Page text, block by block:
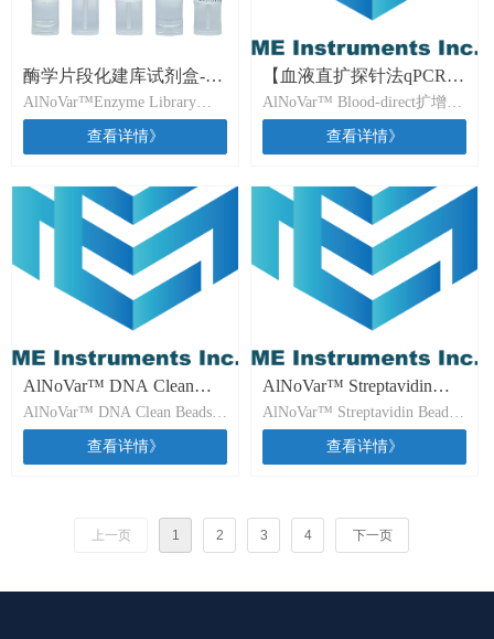
适配多款NGS测序平台使用的
酶学片段化建库试剂盒-
AlNoVar™ Enzyme Library
AlNoVar™Enzyme Library
Prep Kit酶学片段化建库试剂
盒是一款兼容Illumina、MGI
发设计的基于酶切片段化的建
库试剂盒。本试剂盒采用高质
量片段化酶，摆脱了繁琐的超
声过程，将DNA片段化、末端
修复与加A合并为一步，大幅
简化实验流程，减少建库时
查看详情》
【血液直扩探针法qPCR】
AlNoVar™ Blood-direct
Master Mix（2X）
AlNoVar™ Blood-direct扩增反
应预混液(2×)专为以DNA为模
板的荧光定量qPCR检测而设
高的qPCR检测解决方案。对
血液样本（如干血片、冷冻血
液等）进行简单预处理后，可
以直接使用本试剂盒进行
qPCR扩增反应，无需对样本
进行DNA提取或纯化处理。
AlNoVar™ Blood-direct扩增反
式提供，其中包含了Taq DNA
聚合酶、dNTP和ROX染料等
组分。
查看详情》
AlNoVar™ DNA Clean
Beads纯化磁珠V1
AlNoVar™ DNA Clean Beads纯
化磁珠V1适用于NGS文库构建
中的DNA片段纯化。
查看详情》
AlNoVar™ Streptavidin
Beads链霉亲和素磁珠V1
AlNoVar™ Streptavidin Beads
链霉亲和素磁珠V1主要用于生
物素标记的核酸的捕获，如目
查看详情》
上一页 1 2 3 4 下一页